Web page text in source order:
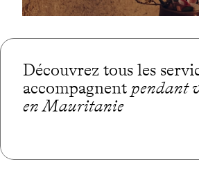
Découvrez tous les
accompagnent pendant
en Mauritanie